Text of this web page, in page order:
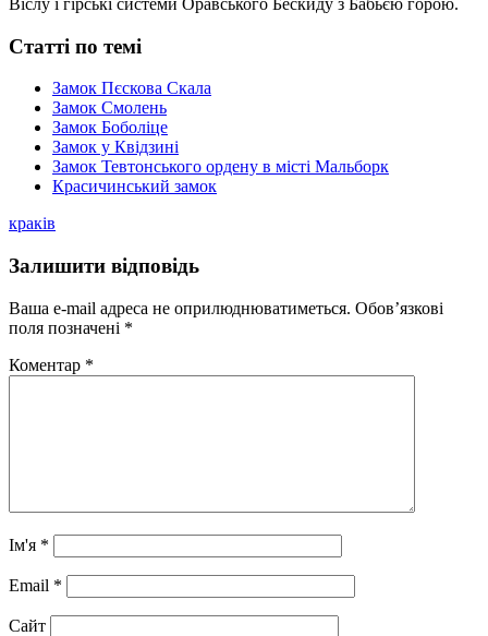
Статті по темі
Замок Пєскова Скала
Замок Смолень
Замок Боболіце
Замок у Квідзині
Замок Тевтонського ордену в місті Мальборк
Красичинський замок
краків
Залишити відповідь
Ваша e-mail адреса не оприлюднюватиметься. Обов’язкові
поля позначені *
Коментар *
Ім'я *
Email *
Сайт